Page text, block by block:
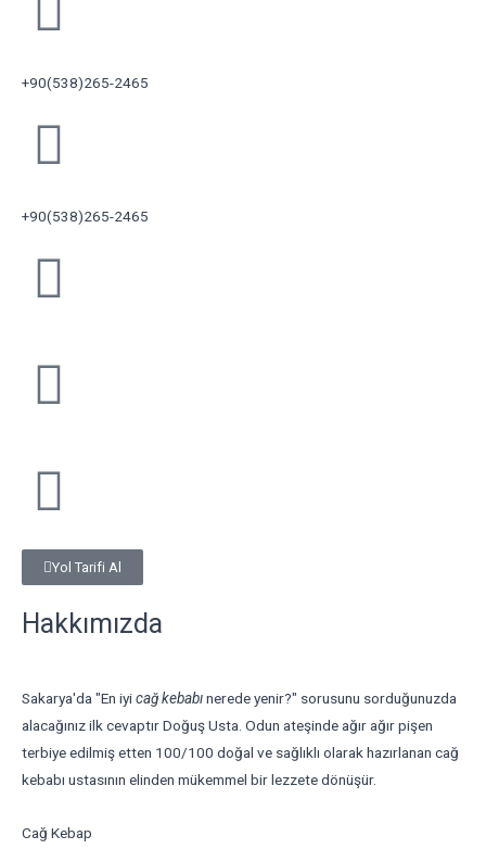
+90(538)265-2465
+90(538)265-2465
Yol Tarifi Al
Hakkımızda
Sakarya'da "En iyicağ kebabınerede yenir?" sorusunu sorduğunuzda
alacağınız ilk cevaptır Doğuş Usta. Odun ateşinde ağır ağır pişen
terbiye edilmiş etten 100/100 doğal ve sağlıklı olarak hazırlanan cağ
kebabı ustasının elinden mükemmel bir lezzete dönüşür.
Cağ Kebap